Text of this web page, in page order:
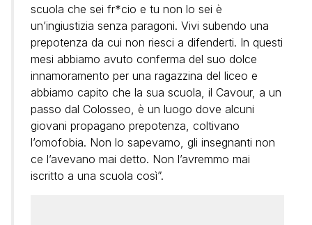
scuola che sei fr*cio e tu non lo sei è
un’ingiustizia senza paragoni. Vivi subendo una
prepotenza da cui non riesci a difenderti. In questi
mesi abbiamo avuto conferma del suo dolce
innamoramento per una ragazzina del liceo e
abbiamo capito che la sua scuola, il Cavour, a un
passo dal Colosseo, è un luogo dove alcuni
giovani propagano prepotenza, coltivano
l’omofobia. Non lo sapevamo, gli insegnanti non
ce l’avevano mai detto. Non l’avremmo mai
iscritto a una scuola così”.